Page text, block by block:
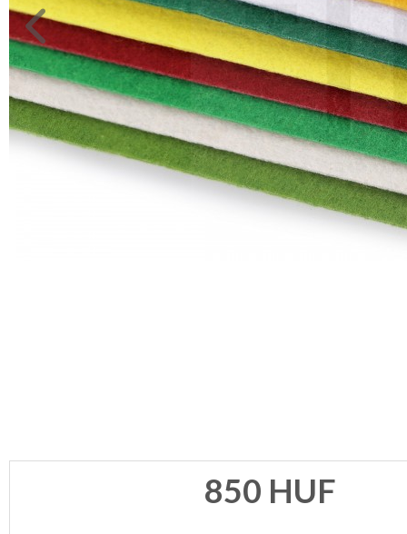
Ragasztó,
gyurma,gipsz
Táska,pénztárca
kellék
Virág,
toll,
növény
RÖVIDÁRU
850 HUF